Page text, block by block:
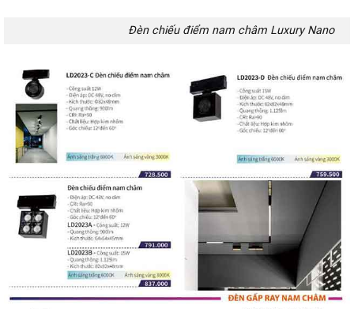
Đèn chiếu điểm nam châm Luxury Nano